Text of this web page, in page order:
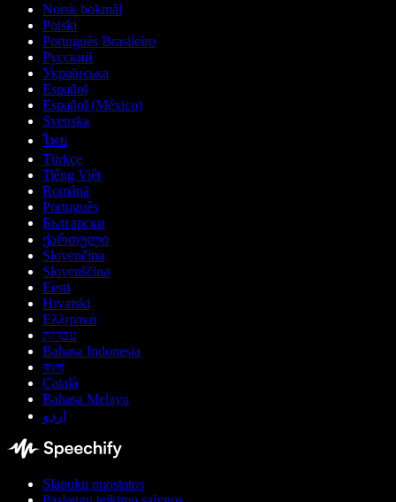
Norsk bokmål
Polski
Português Brasileiro
Русский
Українська
Español
Español (México)
Svenska
ไทย
Türkçe
Tiếng Việt
Română
Português
Български
ქართული
Slovenčina
Slovenščina
Eesti
Hrvatski
Ελληνικά
עברית
Bahasa Indonesia
বাংলা
Català
Bahasa Melayu
اردو
Slapukų nuostatos